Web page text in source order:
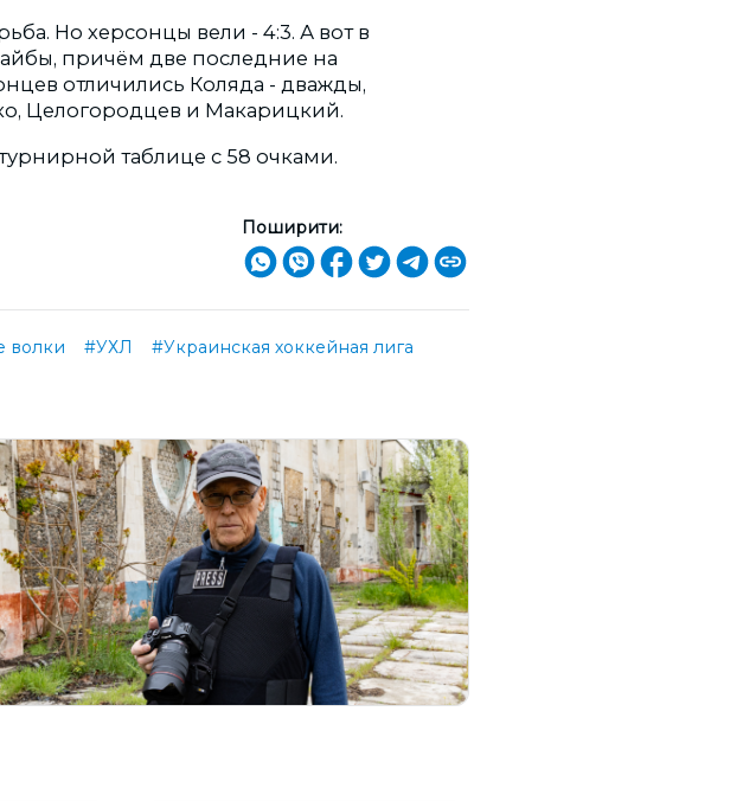
Но херсонцы вели - 4:3. А вот в
причём две последние на
отличились Коляда - дважды,
Целогородцев и Макарицкий.
таблице с 58 очками.
Поширити:
волки #УХЛ
#Украинская хоккейная лига